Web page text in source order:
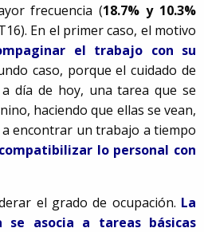
frecuencia (18.7% y 10.3%
En el primer caso, el motivo
el trabajo con su
caso, porque el cuidado de
día de hoy, una tarea que se
haciendo que ellas se vean,
encontrar un trabajo a tiempo
compatibilizar lo personal con
el grado de ocupación. La
se asocia a tareas básicas